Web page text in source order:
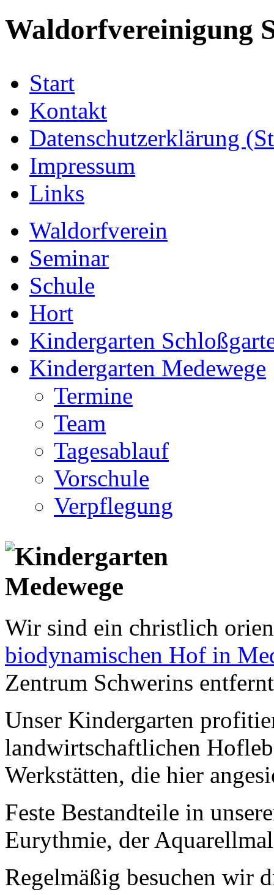
Waldorfvereinigung
Start
Kontakt
Datenschutzerklärung
Impressum
Links
Waldorfverein
Seminar
Schule
Hort
Kindergarten
Kindergarten Medewege
Termine
Team
Tagesablauf
Vorschule
Verpflegung
Wir sind ein christlich
biodynamischen Hof in
Zentrum Schwerins
Unser Kindergarten
landwirtschaftlichen
Werkstätten, die hier
Feste Bestandteile in
Eurythmie, der
Regelmäßig besuchen wir